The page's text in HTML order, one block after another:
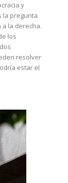
y
la pregunta
la derecha.
los
resolver
estar el